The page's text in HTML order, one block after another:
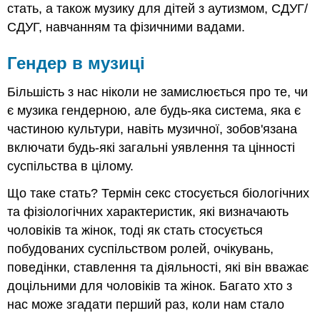
благополуччя
та
Темп
супутні
Діяльність
Музика
Навчання
дітей
з
особливими
потребами
та
музика
Оцінка
відповідних
стать, а також музику для дітей з аутизмом, СДУГ/
СДУГ, навчанням та фізичними вадами.
Гендер в музиці
Більшість з нас ніколи не замислюється про те, чи
є музика гендерною, але будь-яка система, яка є
частиною культури, навіть музичної, зобов'язана
включати будь-які загальні уявлення та цінності
суспільства в цілому.
Що таке стать? Термінсекс стосується біологічних
та фізіологічних характеристик, які визначають
чоловіків та жінок, тоді якстать стосується
побудованих суспільством ролей, очікувань,
поведінки, ставлення та діяльності, які він вважає
доцільними для чоловіків та жінок. Багато хто з
нас може згадати перший раз, коли нам стало